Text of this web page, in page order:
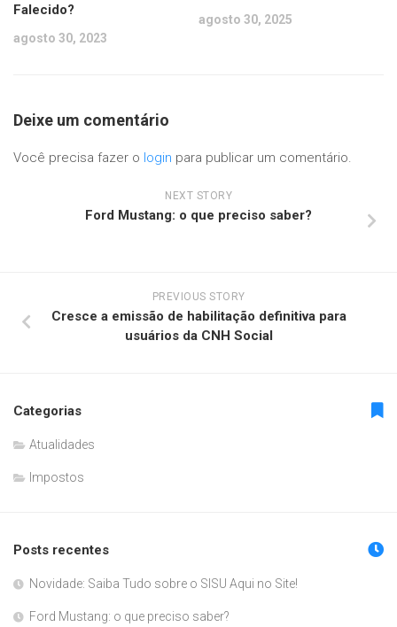
Falecido?
agosto 30, 2023
agosto 30, 2025
Deixe um comentário
Você precisa fazer o login para publicar um comentário.
NEXT STORY
Ford Mustang: o que preciso saber?
PREVIOUS STORY
Cresce a emissão de habilitação definitiva para
usuários da CNH Social
Categorias
Atualidades
Impostos
Posts recentes
Novidade: Saiba Tudo sobre o SISU Aqui no Site!
Ford Mustang: o que preciso saber?